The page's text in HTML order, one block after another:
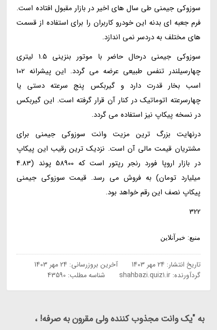
سوزوکی جیمنی طی سال های اخیر در بازار مقبول افتاده است.
فرم جعبه ای بدنه این خودرو کاربران را برای استفاده از قسمت
های مختلف به دردسر نمی اندازد.
سوزوکی جیمنی درحال حاضر با موتور بنزینی 1.5 لیتری
چهارسیلندر تنفس طبیعی عرضه می گردد. این پیشرانه 102
اسب بخار قدرت دارد و گیربکس پنج سرعته دستی یا
چهارسرعته اتوماتیک در کنار آن قرار گرفته است. این گیربکس
در نسخه پیکاپ نیز استفاده می گردد.
درنهایت بزرگ ترین مزیت وانت سوزوکی جیمنی برای
مشتریان قیمت مالی آن است. نزدیک ترین رقیب این پیکاپ
در بازار اروپا فورد رنجر رپتور است که 58900 پوند (4.83
میلیارد تومان) به فروش می رسد. قیمت سوزوکی جیمنی
پیکاپ نصف این رقم خواهد بود.
322
منبع: خبرآنلاین
تاریخ انتشار: 24 مهر 1403 آخرین بروزرسانی: 24 مهر 1403
گردآورنده:shahbazi.quiz1.ir شناسه مطلب: 43590
به "یک وانت مجذوب کننده ولی مقرون به صرفه! ،